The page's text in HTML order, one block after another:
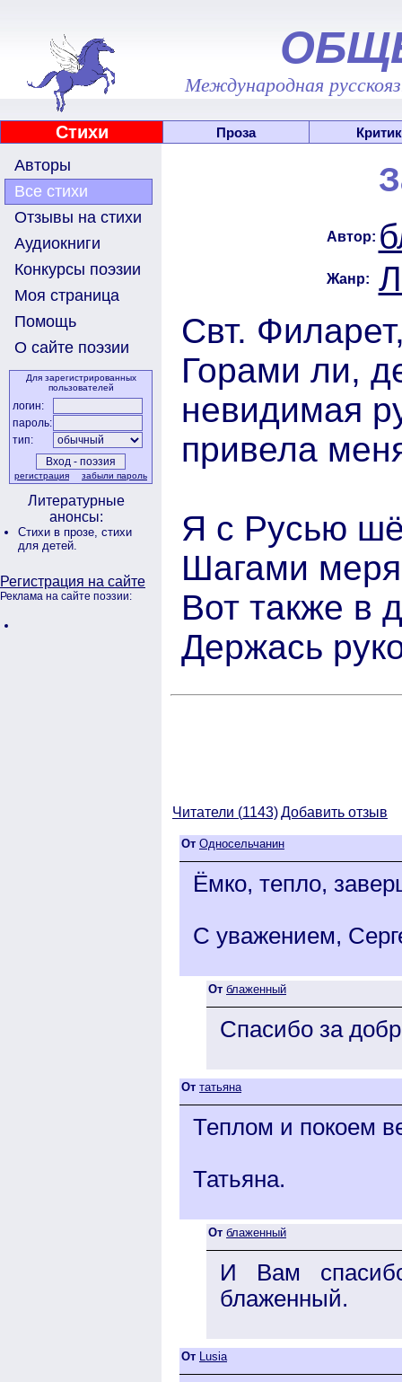
Международная
Стихи Проза
Авторы
Все стихи
Отзывы на стихи
Аудиокниги
Конкурсы поэзии
Моя страница
Помощь
О сайте поэзии
Для зарегистрированных
пользователей
логин:
пароль:
тип:
регистрация забыли пароль
Литературные
анонсы:
Стихи в прозе, стихи
для детей.
Регистрация на сайте
Реклама на сайте поэзии:
Автор:
Жанр:
Свт.
Горами ли,
невидимая
привела
Я с Русью
Шагами
Вот также в
Держась
Читатели (1143)Добавить отзыв
От Односельчанин
Ёмко, тепло,
С уважением,
От блаженный
Спасибо за
От татьяна
Теплом и покоем
Татьяна.
От блаженный
И Вам
блаженный.
От Lusia